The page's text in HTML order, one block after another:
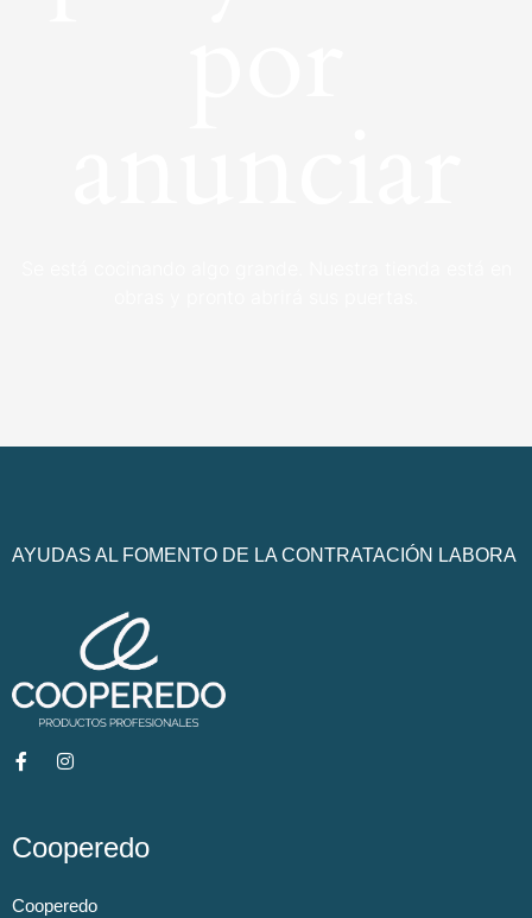
AYUDAS AL FOMENTO DE LA CONTRATACIÓN LABORA
Cooperedo
Cooperedo